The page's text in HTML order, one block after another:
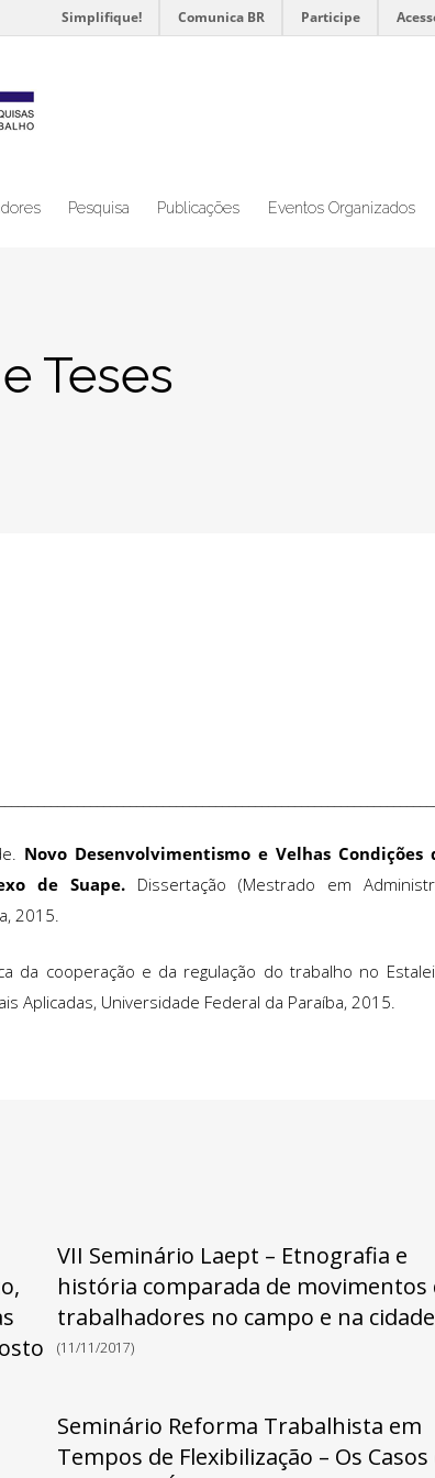
Simplifique! Comunica BR Participe
Pesquisa Publicações Eventos Organizados
Teses
Novo Desenvolvimentismo e Velhas
de Suape. Dissertação (Mestrado em
2015.
da cooperação e da regulação do trabalho no
Aplicadas, Universidade Federal da Paraíba, 2015.
VII Seminário Laept – Etnografia e
história comparada de movimentos
trabalhadores no campo e na cidade
(11/11/2017)
Seminário Reforma Trabalhista em
Tempos de Flexibilização – Os Casos